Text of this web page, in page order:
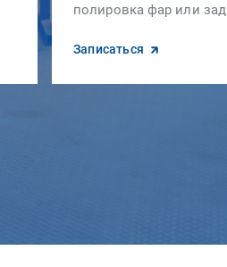
полировка фар или
Записаться